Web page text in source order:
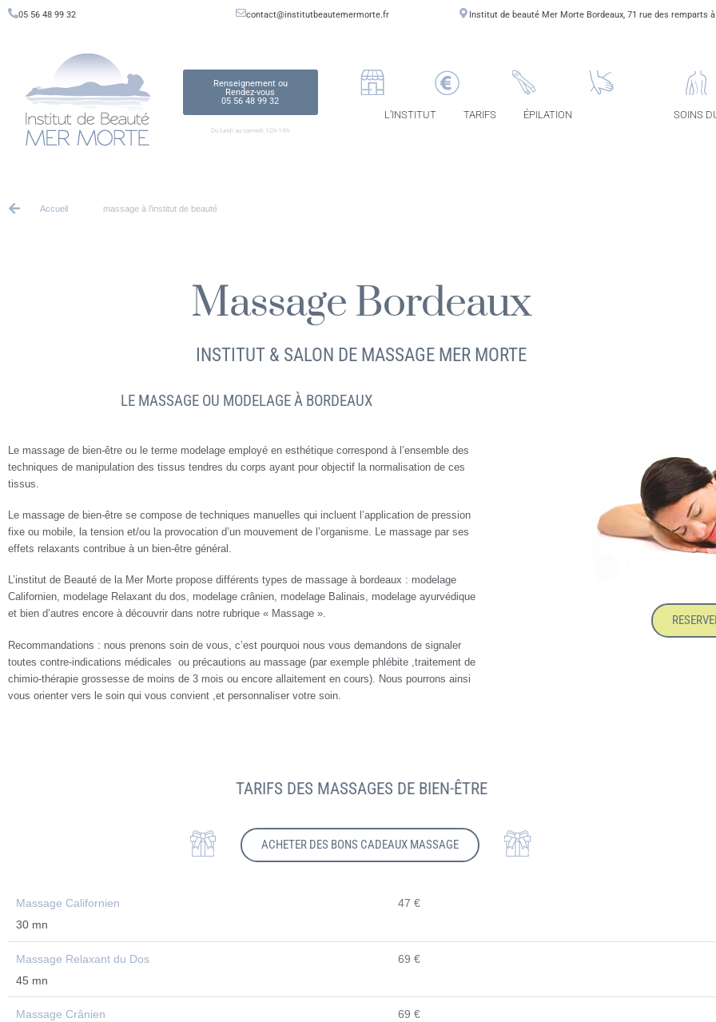
05 56 48 99 32 contact@institutbeautemermorte.fr Institut de beauté Mer Morte Bordeaux, 71 rue des remparts à
Renseignement ou
Rendez-vous
05 56 48 99 32
Du lundi au samedi 10h-19h
L’INSTITUT TARIFS ÉPILATION SOINS
Accueil massage à l’institut de beauté
Massage Bordeaux
INSTITUT & SALON DE MASSAGE MER MORTE
LE MASSAGE OU MODELAGE À BORDEAUX
Le massage de bien-être ou le terme modelage employé en esthétique correspond à l’ensemble des
techniques de manipulation des tissus tendres du corps ayant pour objectif la normalisation de ces
tissus.
Le massage de bien-être se compose de techniques manuelles qui incluent l’application de pression
fixe ou mobile, la tension et/ou la provocation d’un mouvement de l’organisme. Le massage par ses
effets relaxants contribue à un bien-être général.
L’institut de Beauté de la Mer Morte propose différents types de massage à bordeaux : modelage
Californien, modelage Relaxant du dos, modelage crânien, modelage Balinais, modelage ayurvédique
et bien d’autres encore à découvrir dans notre rubrique « Massage ».
Recommandations : nous prenons soin de vous, c’est pourquoi nous vous demandons de signaler
toutes contre-indications médicales ou précautions au massage (par exemple phlébite ,traitement de
chimio-thérapie grossesse de moins de 3 mois ou encore allaitement en cours). Nous pourrons ainsi
vous orienter vers le soin qui vous convient ,et personnaliser votre soin.
TARIFS DES MASSAGES DE BIEN-ÊTRE
ACHETER DES BONS CADEAUX MASSAGE
Massage Californien
30 mn
47 €
Massage Relaxant du Dos
45 mn
69 €
Massage Crânien
69 €